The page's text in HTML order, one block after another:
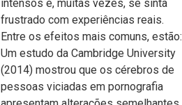
intensos e, muitas vezes, se sinta
frustrado com experiências reais.
Entre os efeitos mais comuns, estão:
Um estudo da Cambridge University
(2014) mostrou que os cérebros de
pessoas viciadas em pornografia